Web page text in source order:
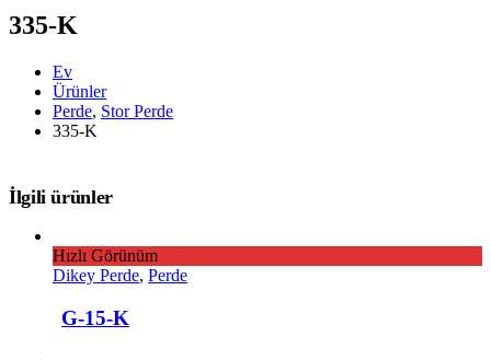
335-K
Ev
Ürünler
Perde, Stor Perde
335-K
İlgili ürünler
Hızlı Görünüm
Dikey Perde, Perde
G-15-K